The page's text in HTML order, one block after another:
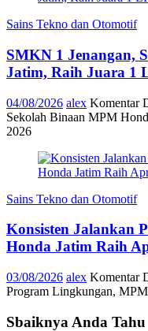
Sains Tekno dan Otomotif
SMKN 1 Jenangan,
Jatim, Raih Juara 1
04/08/2026 alex Komentar
Sekolah Binaan MPM
2026
Sains Tekno dan Otomotif
Konsisten Jalankan
Honda Jatim Raih
03/08/2026 alex Komentar
Program Lingkungan,
Sbaiknya Anda Tahu